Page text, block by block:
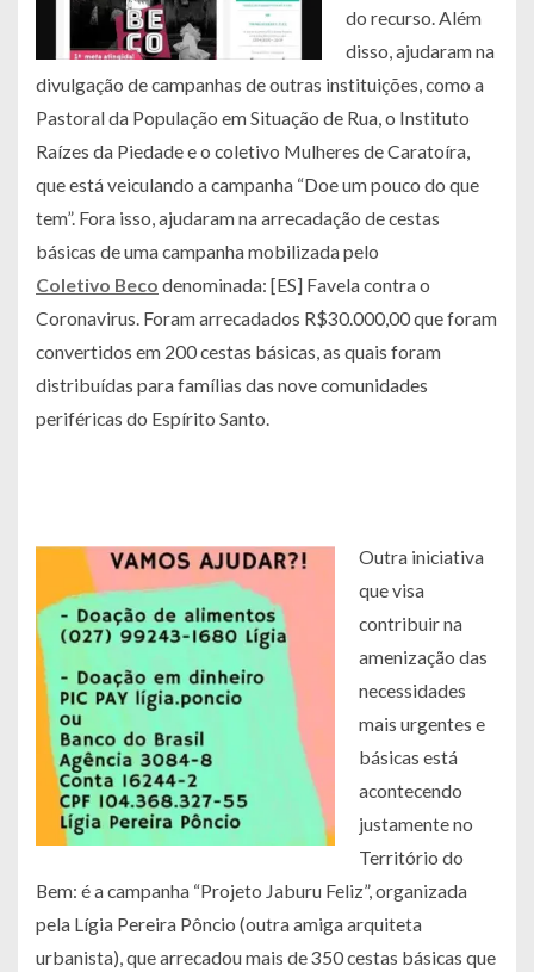
do recurso. Além
disso, ajudaram na
divulgação de campanhas de outras instituições, como a
Pastoral da População em Situação de Rua, o Instituto
Raízes da Piedade e o coletivo Mulheres de Caratoíra,
que está veiculando a campanha “Doe um pouco do que
tem”. Fora isso, ajudaram na arrecadação de cestas
básicas de uma campanha mobilizada pelo
Coletivo Beco denominada: [ES] Favela contra o
Coronavirus . Foram arrecadados R$30.000,00 que foram
convertidos em 200 cestas básicas, as quais foram
distribuídas para famílias das nove comunidades
periféricas do Espírito Santo.
Outra iniciativa
que visa
contribuir na
amenização das
necessidades
mais urgentes e
básicas está
acontecendo
justamente no
Território do
Bem: é a campanha “Projeto Jaburu Feliz”, organizada
pela Lígia Pereira Pôncio (outra amiga arquiteta
urbanista), que arrecadou mais de 350 cestas básicas que